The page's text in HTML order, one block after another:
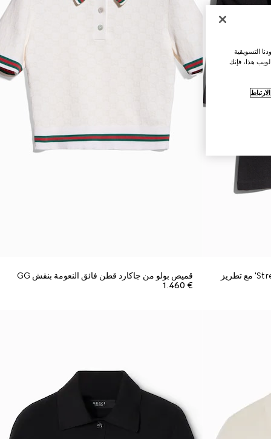
قميص بولو من جاكارد قطن فائق النعومة بنقش GG
€ 1.460
التسويقية
هذا، فإنك